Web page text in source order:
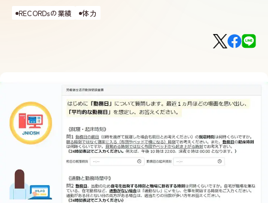
RECORDsの業績 体力